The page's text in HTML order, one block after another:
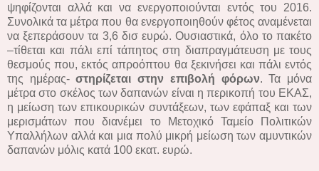
ψηφίζονται αλλά και να ενεργοποιούνται εντός του 2016.
Συνολικά τα μέτρα που θα ενεργοποιηθούν φέτος αναμένεται
να ξεπεράσουν τα 3,6 δισ ευρώ. Ουσιαστικά, όλο το πακέτο
–τίθεται και πάλι επί τάπητος στη διαπραγμάτευση με τους
θεσμούς που, εκτός απροόπτου θα ξεκινήσει και πάλι εντός
της ημέρας-στηρίζεται στην επιβολή φόρων. Τα μόνα
μέτρα στο σκέλος των δαπανών είναι η περικοπή του ΕΚΑΣ,
η μείωση των επικουρικών συντάξεων, των εφάπαξ και των
μερισμάτων που διανέμει το Μετοχικό Ταμείο Πολιτικών
Υπαλλήλων αλλά και μια πολύ μικρή μείωση των αμυντικών
δαπανών μόλις κατά 100 εκατ. ευρώ.